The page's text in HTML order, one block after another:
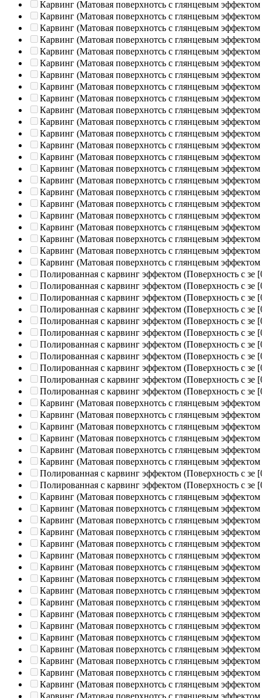
Карвинг (Матовая поверхнотсь с глянцевым эффектом
Карвинг (Матовая поверхнотсь с глянцевым эффектом
Карвинг (Матовая поверхнотсь с глянцевым эффектом
Карвинг (Матовая поверхнотсь с глянцевым эффектом
Карвинг (Матовая поверхнотсь с глянцевым эффектом
Карвинг (Матовая поверхнотсь с глянцевым эффектом
Карвинг (Матовая поверхнотсь с глянцевым эффектом
Карвинг (Матовая поверхнотсь с глянцевым эффектом
Карвинг (Матовая поверхнотсь с глянцевым эффектом
Карвинг (Матовая поверхнотсь с глянцевым эффектом
Карвинг (Матовая поверхнотсь с глянцевым эффектом
Карвинг (Матовая поверхнотсь с глянцевым эффектом
Карвинг (Матовая поверхнотсь с глянцевым эффектом
Карвинг (Матовая поверхнотсь с глянцевым эффектом
Карвинг (Матовая поверхнотсь с глянцевым эффектом
Карвинг (Матовая поверхнотсь с глянцевым эффектом
Карвинг (Матовая поверхнотсь с глянцевым эффектом
Карвинг (Матовая поверхнотсь с глянцевым эффектом
Карвинг (Матовая поверхнотсь с глянцевым эффектом
Карвинг (Матовая поверхнотсь с глянцевым эффектом
Карвинг (Матовая поверхнотсь с глянцевым эффектом
Карвинг (Матовая поверхнотсь с глянцевым эффектом
Карвинг (Матовая поверхнотсь с глянцевым эффектом
Полированная c карвинг эффектом (Поверхность с зе
Полированная c карвинг эффектом (Поверхность с зе
Полированная c карвинг эффектом (Поверхность с зе
Полированная c карвинг эффектом (Поверхность с зе
Полированная c карвинг эффектом (Поверхность с зе
Полированная c карвинг эффектом (Поверхность с зе
Полированная c карвинг эффектом (Поверхность с зе
Полированная c карвинг эффектом (Поверхность с зе
Полированная c карвинг эффектом (Поверхность с зе
Полированная c карвинг эффектом (Поверхность с зе
Полированная c карвинг эффектом (Поверхность с зе
Карвинг (Матовая поверхнотсь с глянцевым эффектом
Карвинг (Матовая поверхнотсь с глянцевым эффектом
Карвинг (Матовая поверхнотсь с глянцевым эффектом
Карвинг (Матовая поверхнотсь с глянцевым эффектом
Карвинг (Матовая поверхнотсь с глянцевым эффектом
Карвинг (Матовая поверхнотсь с глянцевым эффектом
Полированная c карвинг эффектом (Поверхность с зе
Полированная c карвинг эффектом (Поверхность с зе
Карвинг (Матовая поверхнотсь с глянцевым эффектом
Карвинг (Матовая поверхнотсь с глянцевым эффектом
Карвинг (Матовая поверхнотсь с глянцевым эффектом
Карвинг (Матовая поверхнотсь с глянцевым эффектом
Карвинг (Матовая поверхнотсь с глянцевым эффектом
Карвинг (Матовая поверхнотсь с глянцевым эффектом
Карвинг (Матовая поверхнотсь с глянцевым эффектом
Карвинг (Матовая поверхнотсь с глянцевым эффектом
Карвинг (Матовая поверхнотсь с глянцевым эффектом
Карвинг (Матовая поверхнотсь с глянцевым эффектом
Карвинг (Матовая поверхнотсь с глянцевым эффектом
Карвинг (Матовая поверхнотсь с глянцевым эффектом
Карвинг (Матовая поверхнотсь с глянцевым эффектом
Карвинг (Матовая поверхнотсь с глянцевым эффектом
Карвинг (Матовая поверхнотсь с глянцевым эффектом
Карвинг (Матовая поверхнотсь с глянцевым эффектом
Карвинг (Матовая поверхнотсь с глянцевым эффектом